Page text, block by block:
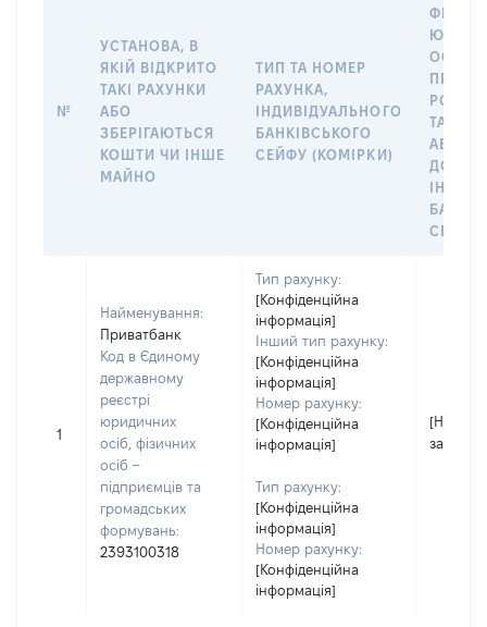
№
УСТАНОВА, В
ЯКІЙ ВІДКРИТО
ТАКІ РАХУНКИ
АБО
ЗБЕРІГАЮТЬСЯ
КОШТИ ЧИ ІНШЕ
МАЙНО
ТИП ТА НОМЕР
РАХУНКА,
ІНДИВІДУАЛЬНОГО
БАНКІВСЬКОГО
СЕЙФУ (КОМІРКИ)
ПРАВО
ТАКИМ
АБО
ДО
СЕЙФУ
1
Найменування:
Приватбанк
Код в Єдиному
державному
реєстрі
юридичних
осіб, фізичних
осіб –
підприємців та
громадських
формувань:
2393100318
Тип рахунку:
[Конфіденційна
інформація]
Інший тип рахунку:
[Конфіденційна
інформація]
Номер рахунку:
[Конфіденційна
інформація]
Тип рахунку:
[Конфіденційна
інформація]
Номер рахунку:
[Конфіденційна
інформація]
[Не